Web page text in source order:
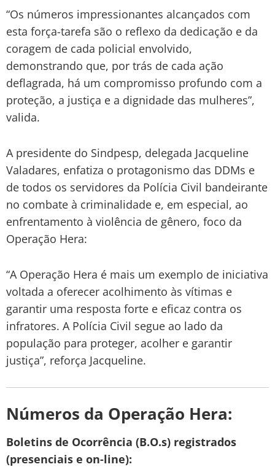
“Os números impressionantes alcançados com
esta força-tarefa são o reflexo da dedicação e da
coragem de cada policial envolvido,
demonstrando que, por trás de cada ação
deflagrada, há um compromisso profundo com a
proteção, a justiça e a dignidade das mulheres”,
valida.
A presidente do Sindpesp, delegada Jacqueline
Valadares, enfatiza o protagonismo das DDMs e
de todos os servidores da Polícia Civil bandeirante
no combate à criminalidade e, em especial, ao
enfrentamento à violência de gênero, foco da
Operação Hera:
“A Operação Hera é mais um exemplo de iniciativa
voltada a oferecer acolhimento às vítimas e
garantir uma resposta forte e eficaz contra os
infratores. A Polícia Civil segue ao lado da
população para proteger, acolher e garantir
justiça”, reforça Jacqueline.
Números da Operação Hera:
Boletins de Ocorrência (B.O.s) registrados
(presenciais e on-line):